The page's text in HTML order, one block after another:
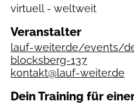
virtuell - weltweit
Veranstalter
lauf-weiter.de/events/
blocksberg-137
kontakt@lauf-weiter.de
Dein Training für